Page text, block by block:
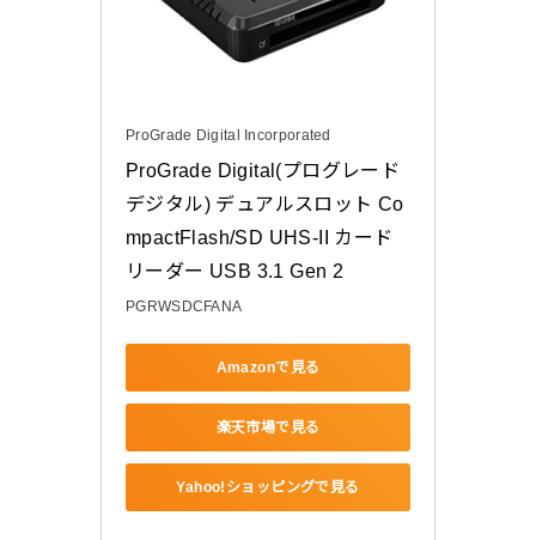
ProGrade Digital Incorporated
ProGrade Digital(プログレード
デジタル) デュアルスロット Co
mpactFlash/SD UHS-II カード
リーダー USB 3.1 Gen 2
PGRWSDCFANA
Amazonで見る
楽天市場で見る
Yahoo!ショッピングで見る